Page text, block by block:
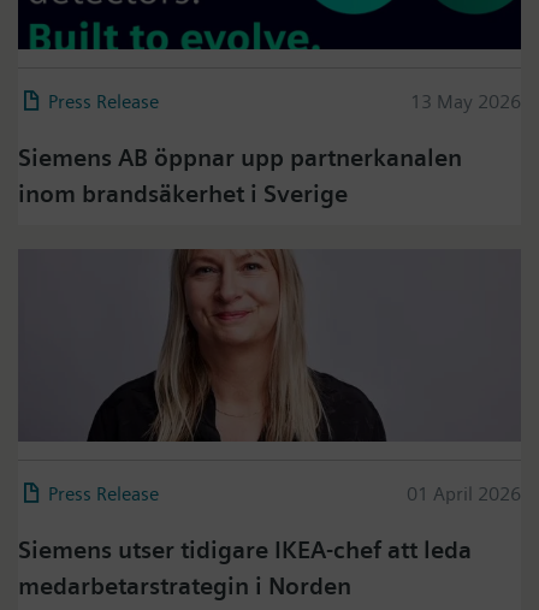
Press Release 13 May 2026
Siemens AB öppnar upp partnerkanalen
inom brandsäkerhet i Sverige
Press Release 01 April 2026
Siemens utser tidigare IKEA-chef att leda
medarbetarstrategin i Norden